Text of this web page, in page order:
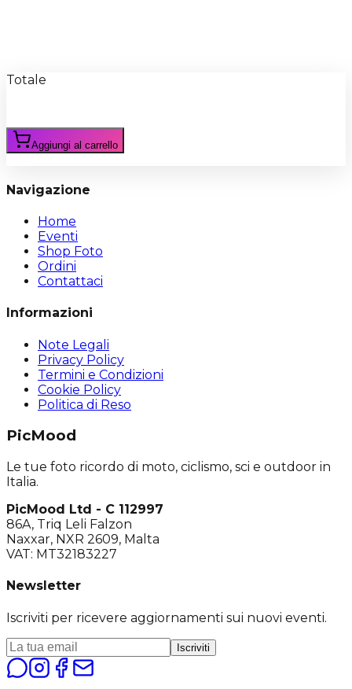
Totale
Aggiungi al carrello
Navigazione
Home
Eventi
Shop Foto
Ordini
Contattaci
Informazioni
Note Legali
Privacy Policy
Termini e Condizioni
Cookie Policy
Politica di Reso
PicMood
Le tue foto ricordo di moto, ciclismo, sci e outdoor in
Italia.
PicMood Ltd - C 112997
86A, Triq Leli Falzon
Naxxar, NXR 2609, Malta
VAT: MT32183227
Newsletter
Iscriviti per ricevere aggiornamenti sui nuovi eventi.
Iscriviti